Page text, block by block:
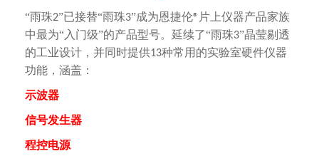
“雨珠2”已接替“雨珠3”成为恩捷伦® 片上仪器产品家族
中最为“入门级”的产品型号。延续了“雨珠3”晶莹剔透
的工业设计，并同时提供13种常用的实验室硬件仪器
功能，涵盖：
示波器
信号发生器
程控电源